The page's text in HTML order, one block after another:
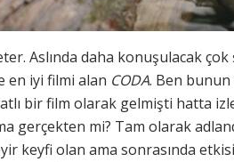
Aslında daha konuşulacak
en iyi filmi alan CODA. Ben bunun
bir film olarak gelmişti hatta
gerçekten mi? Tam olarak
keyfi olan ama sonrasında